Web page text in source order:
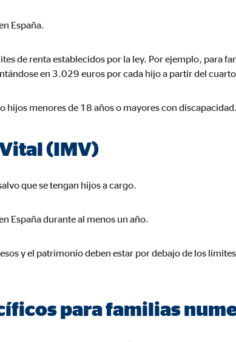
España.
de renta establecidos por la ley. Por ejemplo, para
en 3.029 euros por cada hijo a partir del
hijos menores de 18 años o mayores con discapacidad.
(IMV)
que se tengan hijos a cargo.
España durante al menos un año.
y el patrimonio deben estar por debajo de los
para familias